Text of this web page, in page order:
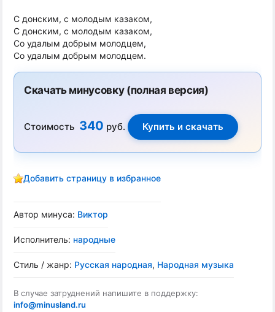
С донским, с молодым казаком,
С донским, с молодым казаком,
Со удалым добрым молодцем,
Со удалым добрым молодцем.
Скачать минусовку (полная версия)
Стоимость 340 руб.
Добавить страницу в избранное
Автор минуса: Виктор
Исполнитель: народные
Стиль / жанр: Русская народная, Народная музыка
В случае затруднений напишите в поддержку:
info@minusland.ru